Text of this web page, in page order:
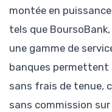
montée en
tels que
une gamme de
banques permettent
sans frais de tenue,
sans commission